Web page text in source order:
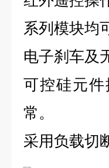
系列模块均
电子刹车及
可控硅元
常。
采用负载切